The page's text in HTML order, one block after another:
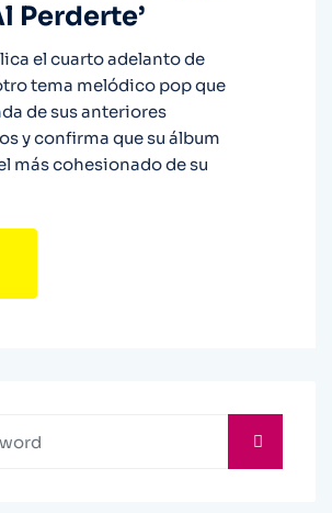
Perderte’
el cuarto adelanto de
tema melódico pop que
de sus anteriores
y confirma que su álbum
más cohesionado de su